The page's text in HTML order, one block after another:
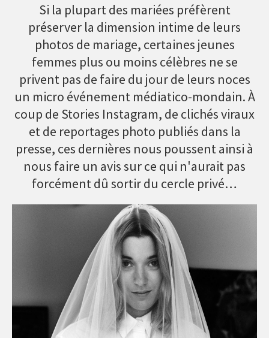
Si la plupart des mariées préfèrent
préserver la dimension intime de leurs
photos de mariage, certaines jeunes
femmes plus ou moins célèbres ne se
privent pas de faire du jour de leurs noces
un micro événement médiatico-mondain. À
coup de Stories Instagram, de clichés viraux
et de reportages photo publiés dans la
presse, ces dernières nous poussent ainsi à
nous faire un avis sur ce qui n'aurait pas
forcément dû sortir du cercle privé…